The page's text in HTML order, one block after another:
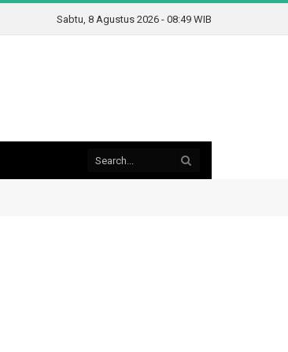
Sabtu, 8 Agustus 2026 - 08:49 WIB